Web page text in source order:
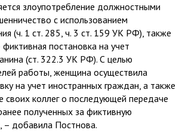
злоупотребление должностными
с использованием
(ч. 1 ст. 285, ч. 3 ст. 159 УК РФ), также
постановка на учет
(ст. 322.3 УК РФ). С целью
работы, женщина осуществила
на учет иностранных граждан, а также
своих коллег о последующей передаче
полученных за фиктивную
– добавила Постнова.